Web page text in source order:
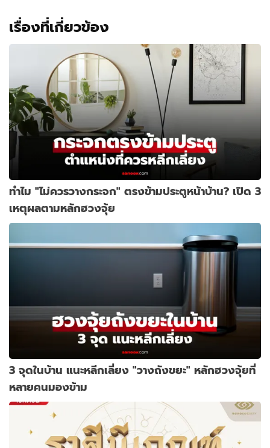
เรื่องที่เกี่ยวข้อง
ทำไม "ไม่ควรวางกระจก" ตรงข้ามประตูหน้าบ้าน? เปิด 3
เหตุผลตามหลักฮวงจุ้ย
3 จุดในบ้าน แนะหลีกเลี่ยง "วางถังขยะ" หลักฮวงจุ้ยที่
หลายคนมองข้าม